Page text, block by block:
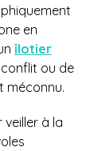
en
îlotier
ou de
méconnu.
à la